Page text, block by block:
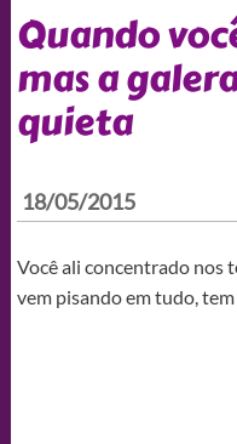
Quando
mas a
quieta
18/05/2015
Você ali concentrado nos
vem pisando em tudo,